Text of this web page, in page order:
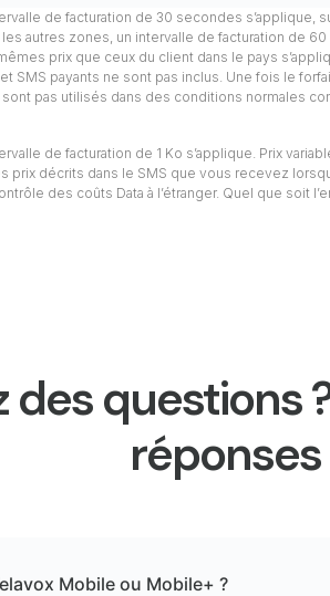
de facturation de 30 secondes
autres zones, un intervalle de facturation de
prix que ceux du client dans le pays
payants ne sont pas inclus. Une fois le
pas utilisés dans des conditions normales
de facturation de 1 Ko s’applique. Prix
prix décrits dans le SMS que vous recevez
des coûts Data à l’étranger. Quel que
des questions
réponses
Mobile ou Mobile+ ?